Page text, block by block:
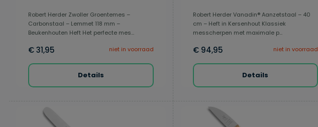
Robert Herder Zwoller Groentemes –
Carbonstaal – Lemmet 118 mm –
Beukenhouten Heft Het perfecte mes...
€ 31,95 niet in voorraad
Details
Robert Herder Vanadin® Aanzetstaal – 40
cm – Heft in Kersenhout Klassiek
messcherpen met maximale p...
€ 94,95 niet in voorraad
Details